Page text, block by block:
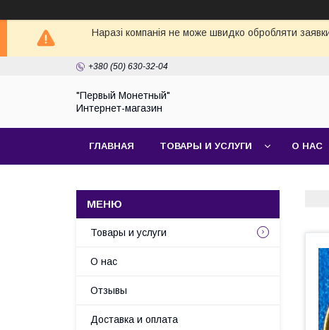
Наразі компанія не може швидко обробляти
+380 (50) 630-32-04
"Первый Монетный"
Интернет-магазин
ГЛАВНАЯ ТОВАРЫ И УСЛУГИ О НАС
Товары и услуги
О нас
Отзывы
Доставка и оплата